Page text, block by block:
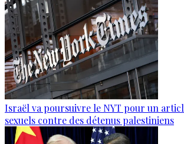
Israël va poursuivre le NYT pour un
sexuels contre des détenus palestiniens